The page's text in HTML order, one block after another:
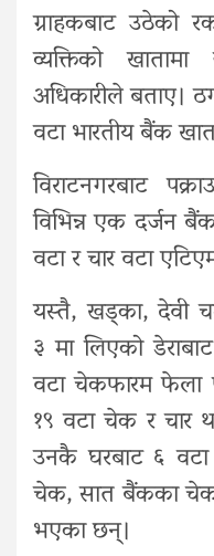
ग्राहकबाट उठेको
व्यक्तिको
अधिकारीले बताए।
वटा भारतीय बैंक
विराटनगरबाट
विभिन्न एक दर्जन
वटा र चार वटा
यस्तै, खड्का, देवी
३ मा लिएको
वटा चेकफारम फेला
१९ वटा चेक र चार
उनकै घरबाट ६
चेक, सात बैंकका
भएका छन्।